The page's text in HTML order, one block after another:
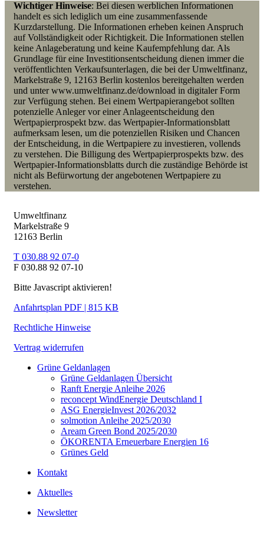
Wichtiger Hinweise: Bei diesen werblichen Informationen
handelt es sich lediglich um eine zusammenfassende
Kurzdarstellung. Die Informationen erheben keinen Anspruch
auf Vollständigkeit oder Richtigkeit. Die Informationen stellen
keine Anlageberatung und keine Kaufempfehlung dar. Als
Grundlage für eine Investitionsentscheidung dienen immer die
veröffentlichten Verkaufsunterlagen, die bei der Umweltfinanz,
Markelstraße 9, 12163 Berlin kostenlos bereitgehalten werden
und unter www.umweltfinanz.de/download in digitaler Form
zur Verfügung stehen. Bei einem Wertpapierangebotsollten
potenzielle Anleger vor einer Anlageentscheidung den
Wertpapierprospekt bzw. das Wertpapier-Informationsblatt
aufmerksam lesen, um die potenziellen Risiken und Chancen
der Entscheidung, in die Wertpapiere zu investieren, vollends
zu verstehen. Die Billigung des Wertpapierprospekts bzw. des
Wertpapier-Informationsblatts durch die zuständige Behörde ist
nicht als Befürwortung der angebotenen Wertpapiere zu
verstehen.
Umweltfinanz
Markelstraße 9
12163 Berlin
T 030.88 92 07-0
F 030.88 92 07-10
Bitte Javascript aktivieren!
Anfahrtsplan PDF | 815 KB
Rechtliche Hinweise
Vertrag widerrufen
Grüne Geldanlagen
Grüne Geldanlagen Übersicht
Ranft Energie Anleihe 2026
reconcept WindEnergie Deutschland I
ASG EnergieInvest 2026/2032
solmotion Anleihe 2025/2030
Aream Green Bond 2025/2030
ÖKORENTA Erneuerbare Energien 16
Grünes Geld
Kontakt
Aktuelles
Newsletter